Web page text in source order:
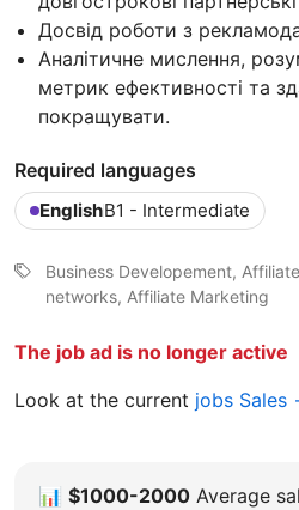
Досвід роботи з
Аналітичне мислення,
метрик ефективності та
покращувати.
Required languages
EnglishB1 - Intermediate
Business Developement,
networks, Affiliate Marketing
The job ad is no longer active
Look at the current jobs Sales
📊 $1000-2000 Average